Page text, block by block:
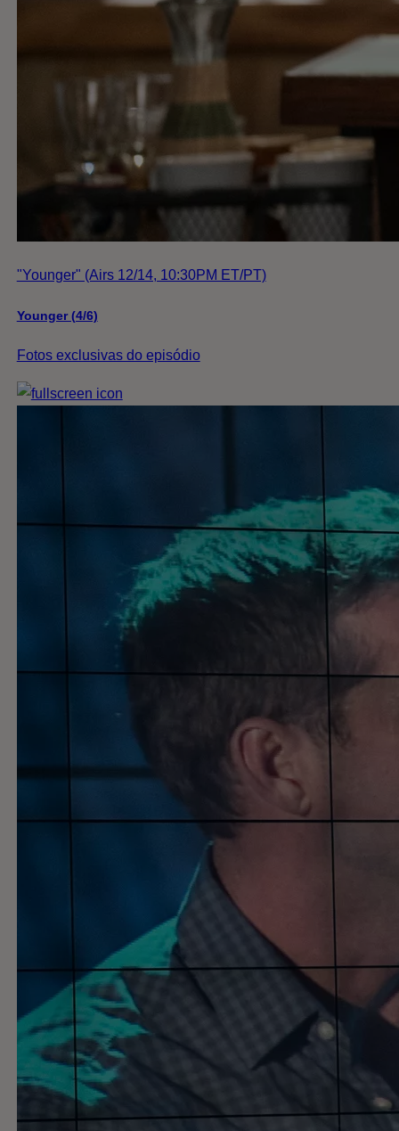
"Younger" (Airs 12/14, 10:30PM ET/PT)
Younger (4/6)
Fotos exclusivas do episódio